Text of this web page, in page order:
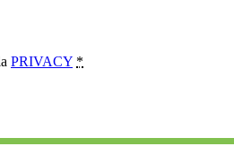
PRIVACY *